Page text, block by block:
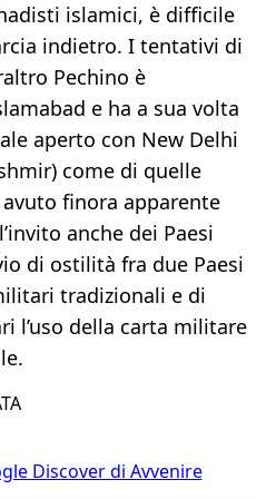
islamici, è difficile
indietro. I tentativi di
Pechino è
e ha a sua volta
aperto con New Delhi
come di quelle
finora apparente
anche dei Paesi
di ostilità fra due Paesi
tradizionali e di
l’uso della carta militare
Discover di Avvenire